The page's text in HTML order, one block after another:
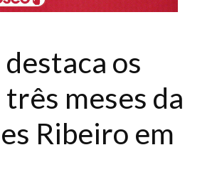
os
meses da
Ribeiro em